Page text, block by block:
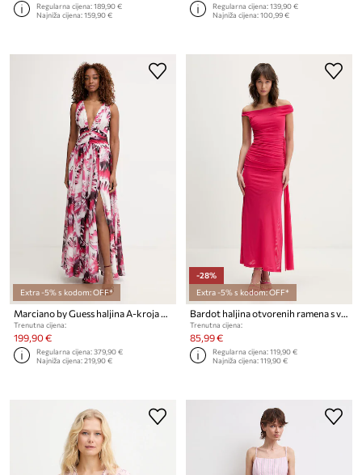
Regularna cijena:189,90 €
Najniža cijena:159,90 €
Regularna cijena:139,90 €
Najniža cijena:100,99 €
Extra -5% s kodom: OFF*
Trenutna cijena:
199,90 €
Regularna cijena:379,90 €
Najniža cijena:219,90 €
-28%
Extra -5% s kodom: OFF*
Trenutna cijena:
85,99 €
Regularna cijena:119,90 €
Najniža cijena:119,90 €